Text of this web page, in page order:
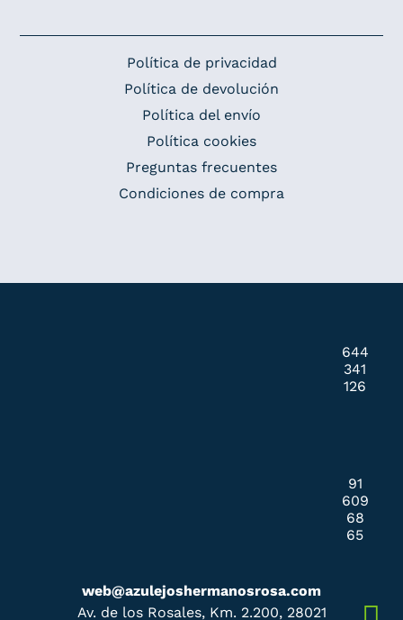
Política de privacidad
Política de devolución
Política del envío
Política cookies
Preguntas frecuentes
Condiciones de compra
644
341
126
91
609
68
65
web@azulejoshermanosrosa.com
Av. de los Rosales, Km. 2.200, 28021